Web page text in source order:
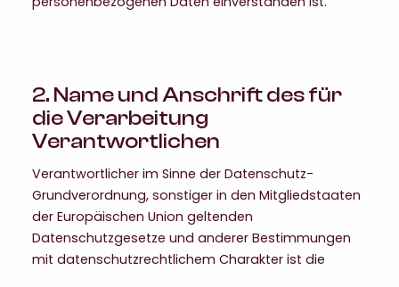
2. Name und Anschrift des für
die Verarbeitung
Verantwortlichen
Verantwortlicher im Sinne der Datenschutz-
Grundverordnung, sonstiger in den Mitgliedstaaten
der Europäischen Union geltenden
Datenschutzgesetze und anderer Bestimmungen
mit datenschutzrechtlichem Charakter ist die